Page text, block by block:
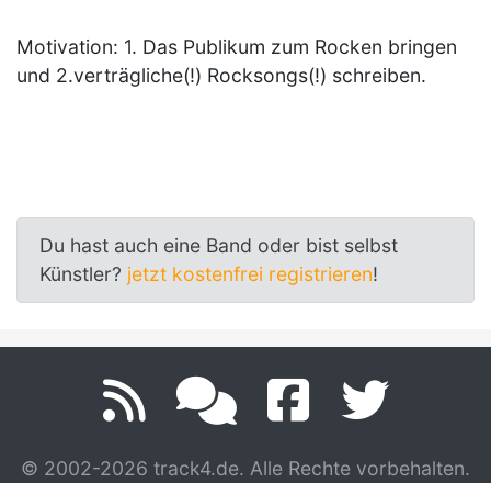
Motivation: 1. Das Publikum zum Rocken bringen
und 2.verträgliche(!) Rocksongs(!) schreiben.
Du hast auch eine Band oder bist selbst
Künstler? jetzt kostenfrei registrieren!
© 2002-2026 track4.de. Alle Rechte vorbehalten.